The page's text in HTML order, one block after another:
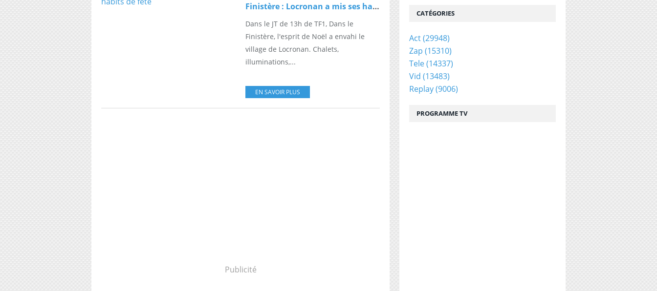
Finistère : Locronan a mis ses habits de fête
Dans le JT de 13h de TF1, Dans le
Finistère, l'esprit de Noël a envahi le
village de Locronan. Chalets,
illuminations,...
EN SAVOIR PLUS
Publicité
CATÉGORIES
Act(29948)
Zap (15310)
Tele(14337)
Vid (13483)
Replay(9006)
PROGRAMME TV